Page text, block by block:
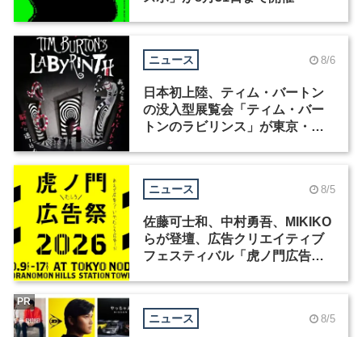
ニュース 8/6
日本初上陸、ティム・バートン
の没入型展覧会「ティム・バー
トンのラビリンス」が東京・豊
ニュース 8/5
佐藤可士和、中村勇吾、MIKIKO
らが登壇、広告クリエイティブ
フェスティバル「虎ノ門広告
ニュース 8/5
PR